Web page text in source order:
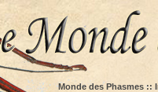
Monde des Phasmes ::